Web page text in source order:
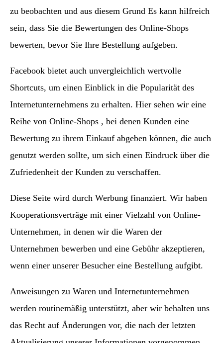
zu beobachten und aus diesem Grund Es kann hilfreich
sein, dass Sie die Bewertungen des Online-Shops
bewerten, bevor Sie Ihre Bestellung aufgeben.
Facebook bietet auch unvergleichlich wertvolle
Shortcuts, um einen Einblick in die Popularität des
Internetunternehmens zu erhalten. Hier sehen wir eine
Reihe von Online-Shops , bei denen Kunden eine
Bewertung zu ihrem Einkauf abgeben können, die auch
genutzt werden sollte, um sich einen Eindruck über die
Zufriedenheit der Kunden zu verschaffen.
Diese Seite wird durch Werbung finanziert. Wir haben
Kooperationsverträge mit einer Vielzahl von Online-
Unternehmen, in denen wir die Waren der
Unternehmen bewerben und eine Gebühr akzeptieren,
wenn einer unserer Besucher eine Bestellung aufgibt.
Anweisungen zu Waren und Internetunternehmen
werden routinemäßig unterstützt, aber wir behalten uns
das Recht auf Änderungen vor, die nach der letzten